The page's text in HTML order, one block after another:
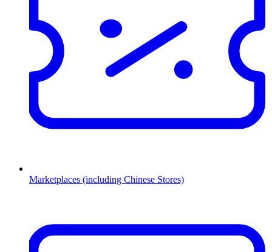
Marketplaces (including Chinese Stores)